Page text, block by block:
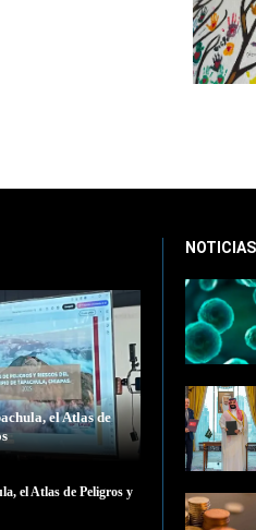
el Atlas de
el Atlas de Peligros y